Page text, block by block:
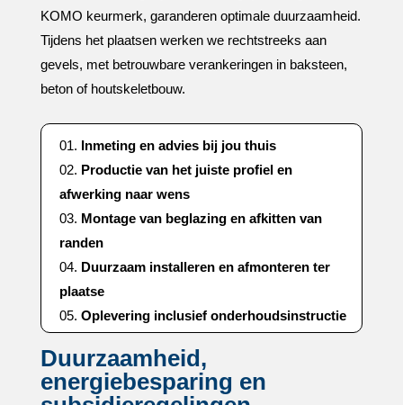
KOMO keurmerk, garanderen optimale duurzaamheid.​
Tijdens het plaatsen werken we rechtstreeks aan
gevels, met betrouwbare verankeringen in baksteen,
beton of houtskeletbouw.​
Inmeting en advies bij jou thuis
Productie van het juiste profiel en
afwerking naar wens
Montage van beglazing en afkitten van
randen
Duurzaam installeren en afmonteren ter
plaatse
Oplevering inclusief onderhoudsinstructie
Duurzaamheid,
energiebesparing en